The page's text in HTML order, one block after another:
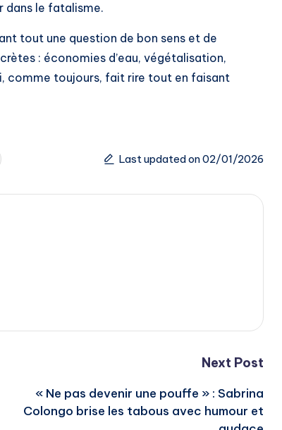
dans le fatalisme.
tout une question de bon sens et de
: économies d’eau, végétalisation,
comme toujours, fait rire tout en faisant
Last updated on 02/01/2026
Next Post
« Ne pas devenir une pouffe » : Sabrina
Colongo brise les tabous avec humour et